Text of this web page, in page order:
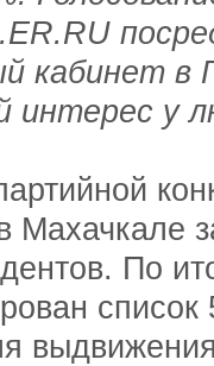
кабинет в
интерес у
Махачкале
По
список
выдвижения